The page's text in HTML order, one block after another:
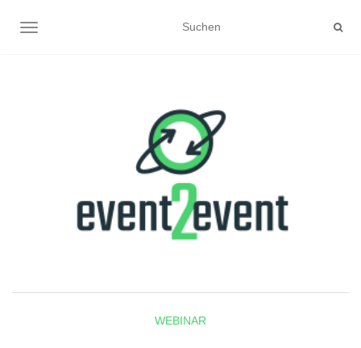
NAVIGATION UMSCHALTEN
WEBINAR